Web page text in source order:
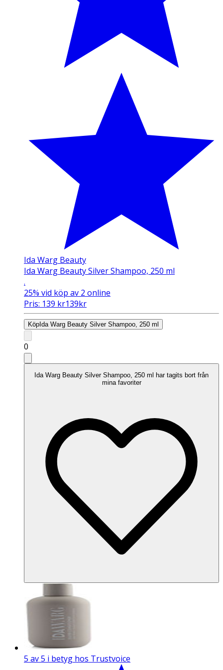
Ida Warg Beauty
Ida Warg Beauty Silver Shampoo, 250 ml
.
25% vid köp av 2 online
Pris: 139 kr139kr
Köp Ida Warg Beauty Silver Shampoo, 250 ml
0
Ida Warg Beauty Silver Shampoo, 250 ml har tagits bort från
mina favoriter
5 av 5 i betyg hos Trustvoice